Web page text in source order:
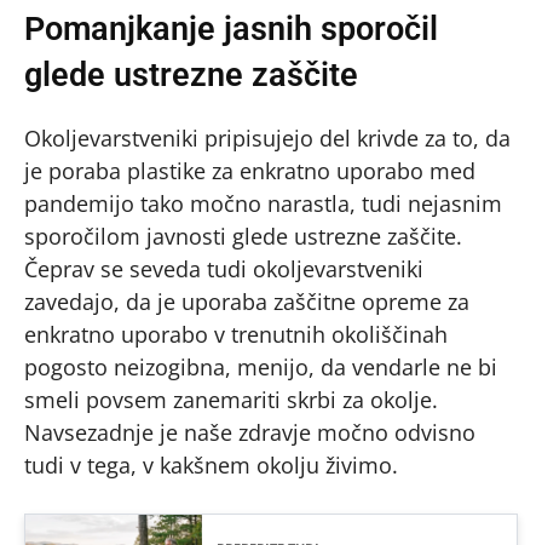
Pomanjkanje jasnih sporočil
glede ustrezne zaščite
Okoljevarstveniki pripisujejo del krivde za to, da
je poraba plastike za enkratno uporabo med
pandemijo tako močno narastla, tudi nejasnim
sporočilom javnosti glede ustrezne zaščite.
Čeprav se seveda tudi okoljevarstveniki
zavedajo, da je uporaba zaščitne opreme za
enkratno uporabo v trenutnih okoliščinah
pogosto neizogibna, menijo, da vendarle ne bi
smeli povsem zanemariti skrbi za okolje.
Navsezadnje je naše zdravje močno odvisno
tudi v tega, v kakšnem okolju živimo.